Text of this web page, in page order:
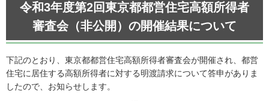
令和3年度第2回東京都都営住宅高額所得者
審査会（非公開）の開催結果について
下記のとおり、東京都都営住宅高額所得者審査会が開催され、都営
住宅に居住する高額所得者に対する明渡請求について答申がありま
したので、お知らせします。